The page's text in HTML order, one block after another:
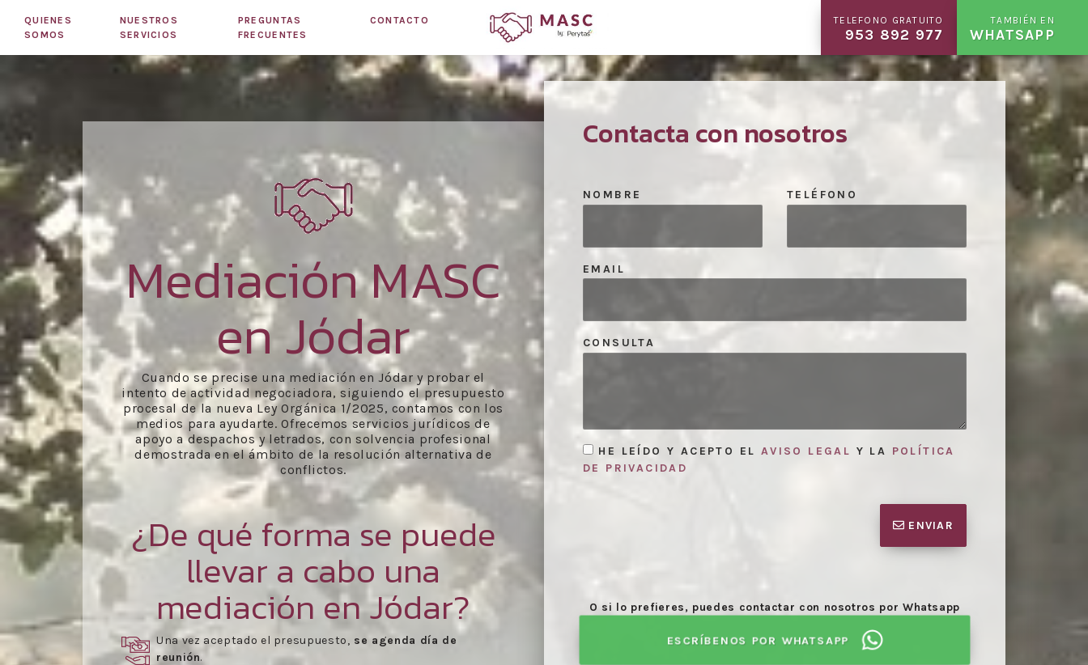
QUIENES
SOMOS
NUESTROS
SERVICIOS
PREGUNTAS
FRECUENTES
CONTACTO TELEFONO GRATUITO
953 892 977
TAMBIÉN EN
WHATSAPP
Mediación MASC
en Jódar
Cuando se precise una mediación en Jódar y probar el
intento de actividad negociadora, siguiendo el presupuesto
procesal de la nueva Ley Orgánica 1/2025, contamos con los
medios para ayudarte. Ofrecemos servicios jurídicos de
apoyo a despachos y letrados, con solvencia profesional
demostrada en el ámbito de la resolución alternativa de
conflictos.
¿De qué forma se puede
llevar a cabo una
mediación en Jódar?
Una vez aceptado el presupuesto,se agenda día de
reunión.
Celebración de las reunionesnecesarias para la mediación.
Contacta con nosotros
NOMBRE TELÉFONO
EMAIL
CONSULTA
HE LEÍDO Y ACEPTO EL AVISO LEGAL Y LA POLÍTICA
DE PRIVACIDAD
ENVIAR
O si lo prefieres, puedes contactar con nosotros por Whatsapp
ESCRÍBENOS POR WHATSAPP